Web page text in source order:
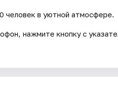
человек в уютной атмосфере.
нажмите кнопку с